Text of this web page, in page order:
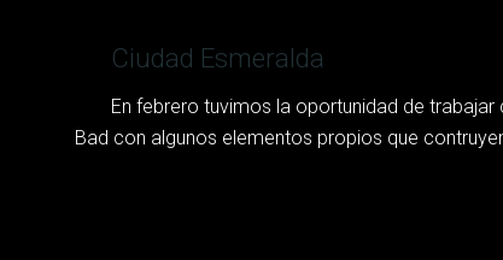
Ciudad Esmeralda
En febrero tuvimos la oportunidad de
Bad con algunos elementos propios que